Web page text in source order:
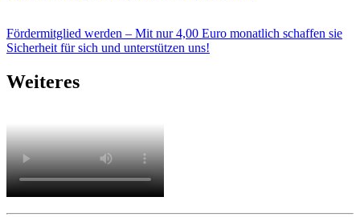
Fördermitglied werden – Mit nur 4,00 Euro monatlich schaffen sie
Sicherheit für sich und unterstützen uns!
Weiteres